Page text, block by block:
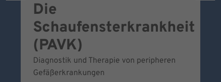
Die
Schaufensterkrankheit
(PAVK)
Diagnostik und Therapie von peripheren
Gefäßerkrankungen